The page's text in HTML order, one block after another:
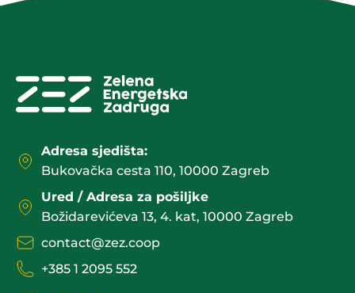
Adresa sjedišta:
Bukovačka cesta 110, 10000 Zagreb
Ured / Adresa za pošiljke
Božidarevićeva 13, 4. kat, 10000 Zagreb
contact@zez.coop
+385 1 2095 552